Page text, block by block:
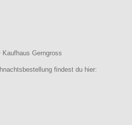
Gerngross
findest du hier: